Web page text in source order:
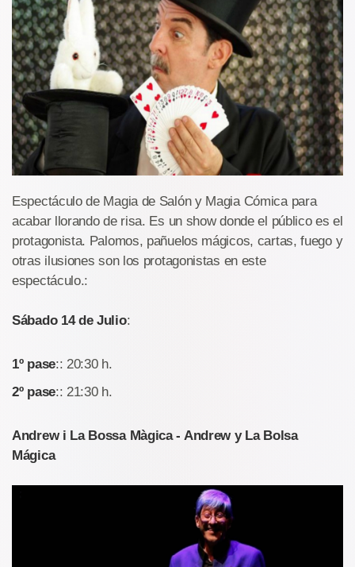
Espectáculo de Magia de Salón y Magia Cómica para
acabar llorando de risa. Es un show donde el público es el
protagonista. Palomos, pañuelos mágicos, cartas, fuego y
otras ilusiones son los protagonistas en este
espectáculo.:
Sábado 14 de Julio:
1º pase:: 20:30 h.
2º pase:: 21:30 h.
Andrew i La Bossa Màgica - Andrew y La Bolsa
Mágica